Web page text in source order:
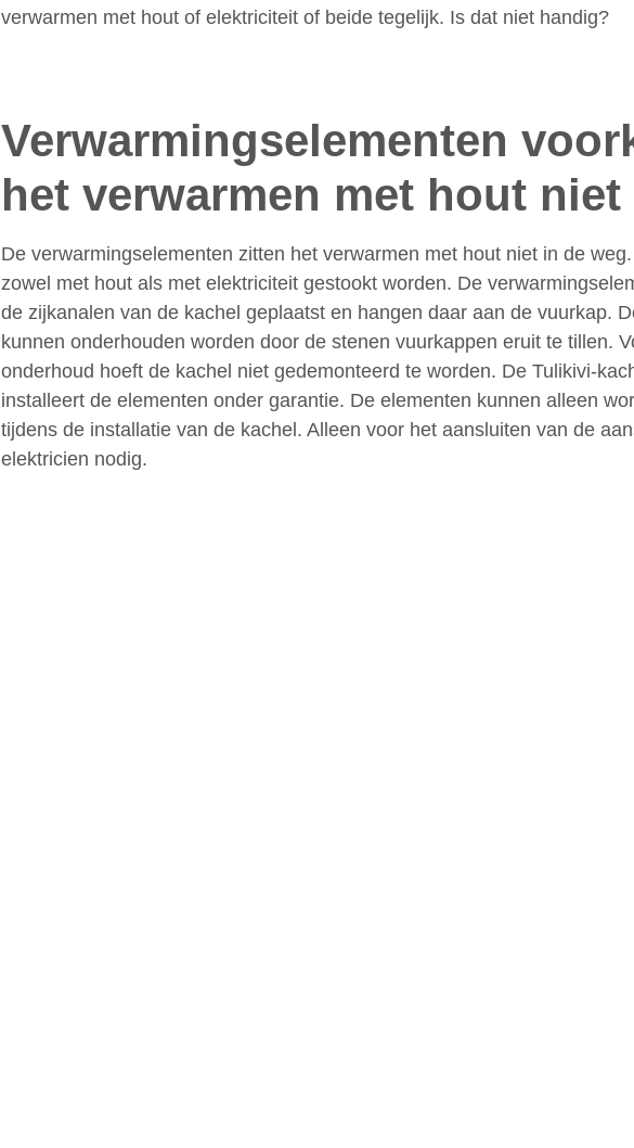
verwarmen met hout of elektriciteit of beide tegelijk. Is dat niet handig?
Verwarmingselementen
het verwarmen met hout niet
De verwarmingselementen zitten het verwarmen met hout niet in de
zowel met hout als met elektriciteit gestookt worden. De
de zijkanalen van de kachel geplaatst en hangen daar aan de vuurkap.
kunnen onderhouden worden door de stenen vuurkappen eruit te tillen.
onderhoud hoeft de kachel niet gedemonteerd te worden. De Tulikivi-
installeert de elementen onder garantie. De elementen kunnen alleen
tijdens de installatie van de kachel. Alleen voor het aansluiten van de
elektricien nodig.